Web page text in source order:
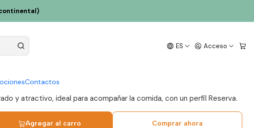
ES Acceso
Contactos
Arvad Reserva 2022 del
y atractivo, ideal para acompañar la comida, con un perfil Reserva.
Agregar al carro Comprar ahora